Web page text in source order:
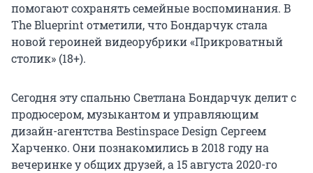
помогают сохранять семейные воспоминания. В
The Blueprint отметили, что Бондарчук стала
новой героиней видеорубрики «Прикроватный
столик» (18+).
Сегодня эту спальню Светлана Бондарчук делит с
продюсером, музыкантом и управляющим
дизайн-агентства Bestinspace Design Сергеем
Харченко. Они познакомились в 2018 году на
вечеринке у общих друзей, а 15 августа 2020-го